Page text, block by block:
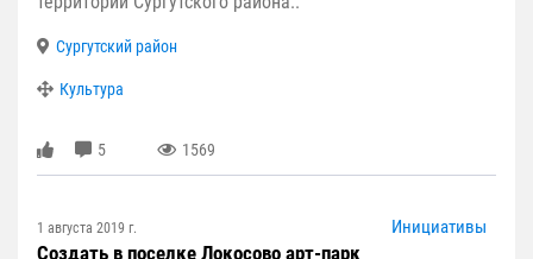
Сургутский район
Культура
5 1569
1 августа 2019 г. Инициативы
Создать в поселке Локосово арт-парк